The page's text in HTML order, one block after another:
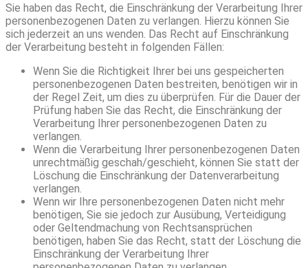
Sie haben das Recht, die Einschränkung der Verarbeitung Ihrer
personenbezogenen Daten zu verlangen. Hierzu können Sie
sich jederzeit an uns wenden. Das Recht auf Einschränkung
der Verarbeitung besteht in folgenden Fällen:
Wenn Sie die Richtigkeit Ihrer bei uns gespeicherten
personenbezogenen Daten bestreiten, benötigen wir in
der Regel Zeit, um dies zu überprüfen. Für die Dauer der
Prüfung haben Sie das Recht, die Einschränkung der
Verarbeitung Ihrer personenbezogenen Daten zu
verlangen.
Wenn die Verarbeitung Ihrer personenbezogenen Daten
unrechtmäßig geschah/geschieht, können Sie statt der
Löschung die Einschränkung der Datenverarbeitung
verlangen.
Wenn wir Ihre personenbezogenen Daten nicht mehr
benötigen, Sie sie jedoch zur Ausübung, Verteidigung
oder Geltendmachung von Rechtsansprüchen
benötigen, haben Sie das Recht, statt der Löschung die
Einschränkung der Verarbeitung Ihrer